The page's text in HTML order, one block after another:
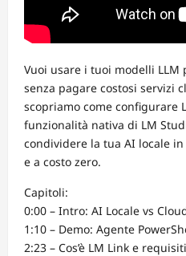
Vuoi usare i tuoi modelli
senza pagare costosi servizi
scopriamo come configurare
funzionalità nativa di LM
condividere la tua AI locale
e a costo zero.
Capitoli:
0:00 – Intro: AI Locale vs
1:10 – Demo: Agente
2:23 – Cos’è LM Link e requisiti